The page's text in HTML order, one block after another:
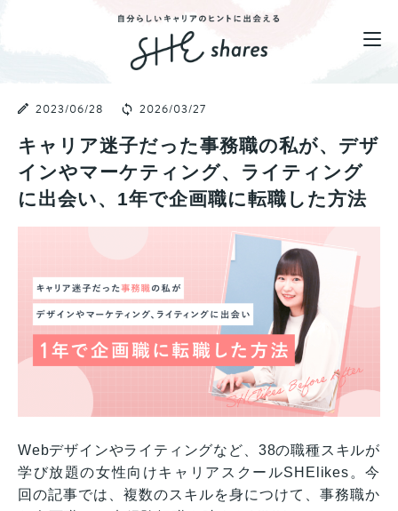
2023/06/28 2026/03/27
キャリア迷子だった事務職の私が、デザ
インやマーケティング、ライティング
に出会い、1年で企画職に転職した方法
Webデザインやライティングなど、38の職種スキルが
学び放題の女性向けキャリアスクールSHElikes。今
回の記事では、複数のスキルを身につけて、事務職か